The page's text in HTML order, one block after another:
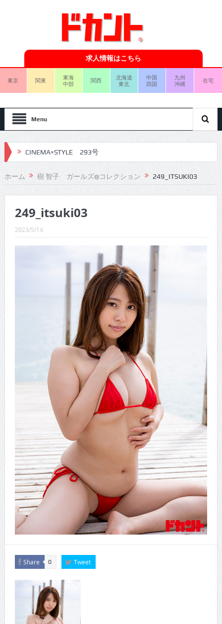
求人情報はこちら
東京 関東
東海
中部
関西
北海道
東北
中国
四国
九州
沖縄
在宅
Menu
CINEMA×STYLE 293号
CINEMA×STYLE 292号
CINEMA×STYLE 291号
CINEMA×STYLE 290号
CINEMA×STYLE 289号
CINEMA×STYLE 288号
CINEMA×STYLE 287号
CINEMA×STYLE 286号
CINEMA×STYLE 285号
CINEMA×STYLE 294号
ホーム 樹 智子 ガールズ@コレクション 249_ITSUKI03
249_itsuki03
2023/5/14
Share 0 Tweet